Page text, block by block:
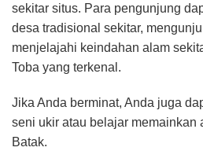
sekitar situs. Para pengunjung
desa tradisional sekitar,
menjelajahi keindahan alam
Toba yang terkenal.
Jika Anda berminat, Anda juga
seni ukir atau belajar memainkan
Batak.